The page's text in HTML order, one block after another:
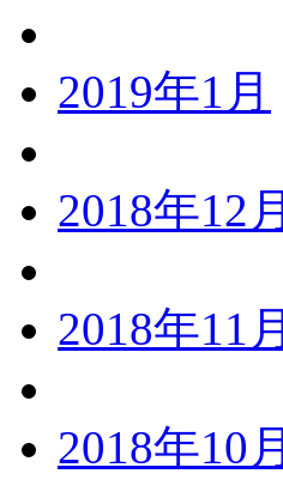
2019年1月
2018年12月
2018年11月
2018年10月